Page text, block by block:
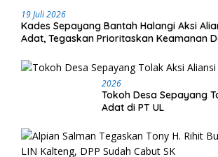
19 Juli 2026
Kades Sepayang Bantah Halangi Aksi
Adat, Tegaskan Prioritaskan Keamanan
2026
Tokoh Desa Sepayang
Adat di PT UL